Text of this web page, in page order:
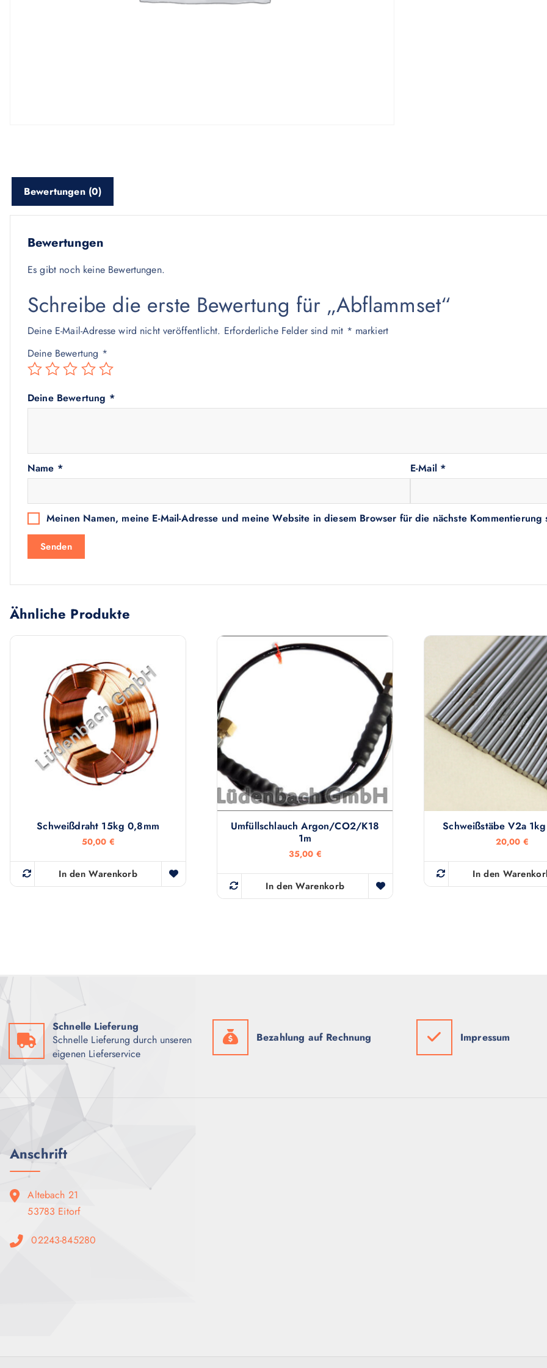
Bewertungen (0)
Bewertungen
Es gibt noch keine Bewertungen.
Schreibe die erste Bewertung für „Abflammset“
Deine E-Mail-Adresse wird nicht veröffentlicht. Erforderliche Felder sind mit * markiert
Deine Bewertung *
Deine Bewertung *
Name * E-Mail *
Meinen Namen, meine E-Mail-Adresse und meine Website in diesem Browser für die nächste Kommentierung
Ähnliche Produkte
Schweißdraht 15kg 0,8mm
50,00 €
In den Warenkorb
Umfüllschlauch Argon/CO2/K18
1m
35,00 €
In den Warenkorb
Schweißstäbe V2a
20,00 €
In den
Schnelle Lieferung
Schnelle Lieferung durch unseren
eigenen Lieferservice
Bezahlung auf Rechnung Impressum
Anschrift
Altebach 21
53783 Eitorf
02243-845280